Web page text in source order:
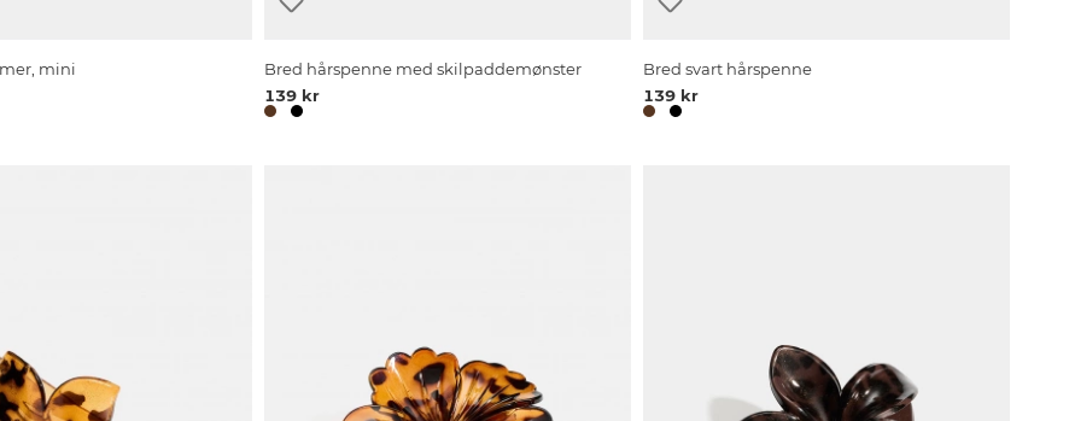
mini
Bred hårspenne med skilpaddemønster
139 kr
Bred svart hårspenne
139 kr